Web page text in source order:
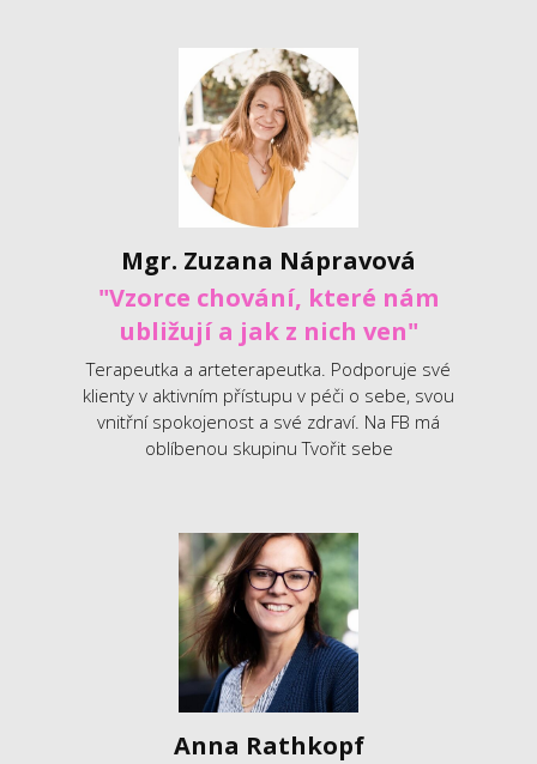
Mgr. Zuzana Nápravová
"Vzorce chování, které nám
ubližují a jak z nich ven"
Terapeutka a arteterapeutka. Podporuje své
klienty v aktivním přístupu v péči o sebe, svou
vnitřní spokojenost a své zdraví. Na FB má
oblíbenou skupinu Tvořit sebe
Anna Rathkopf